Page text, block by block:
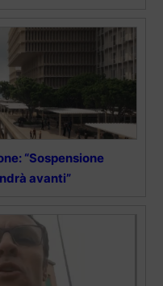
“Sospensione
avanti”